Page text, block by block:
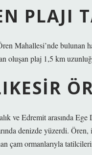
PLAJI
Mahallesi’nde bulunan
oluşan plaj 1,5 km
ve Edremit arasında
denizde yüzerdi. Ören,
çam ormanlarıyla